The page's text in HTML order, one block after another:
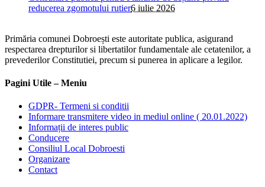
reducerea zgomotului rutier6 iulie 2026
Primăria comunei Dobroești este autoritate publica, asigurand
respectarea drepturilor si libertatilor fundamentale ale cetatenilor, a
prevederilor Constitutiei, precum si punerea in aplicare a legilor.
Pagini Utile – Meniu
GDPR- Termeni si conditii
Informare transmitere video in mediul online ( 20.01.2022)
Informații de interes public
Conducere
Consiliul Local Dobroesti
Organizare
Contact